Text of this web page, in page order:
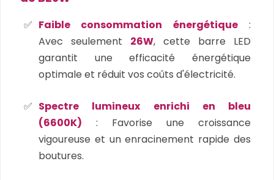
Faible consommation énergétique:
Avec seulement 26W, cette barre LED
garantit une efficacité énergétique
optimale et réduit vos coûts d'électricité.
Spectre lumineux enrichi en bleu
(6600K) : Favorise une croissance
vigoureuse et un enracinement rapide des
boutures.